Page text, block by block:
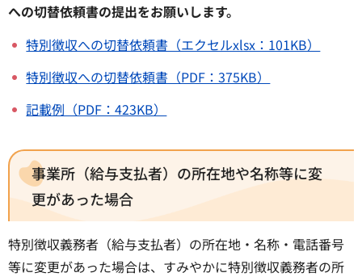
への切替依頼書の提出をお願いします。
特別徴収への切替依頼書（エクセルxlsx：101KB）
特別徴収への切替依頼書（PDF：375KB）
記載例（PDF：423KB）
事業所（給与支払者）の所在地や名称等に変
更があった場合
特別徴収義務者（給与支払者）の所在地・名称・電話番号
等に変更があった場合は、すみやかに特別徴収義務者の所